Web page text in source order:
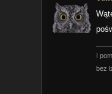
I
bez